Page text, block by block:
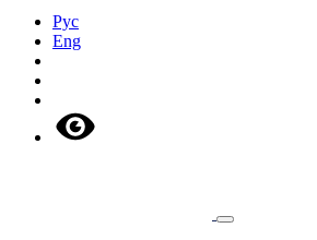
Рус
Eng